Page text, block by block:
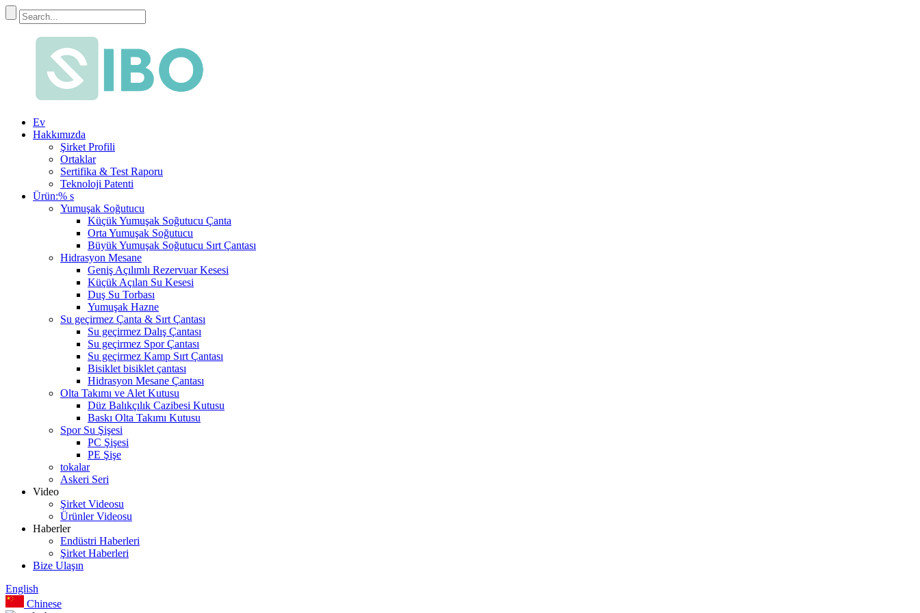
Ev
Hakkımızda
Şirket Profili
Ortaklar
Sertifika & Test Raporu
Teknoloji Patenti
Ürün:% s
Yumuşak Soğutucu
Küçük Yumuşak Soğutucu Çanta
Orta Yumuşak Soğutucu
Büyük Yumuşak Soğutucu Sırt Çantası
Hidrasyon Mesane
Geniş Açılımlı Rezervuar Kesesi
Küçük Açılan Su Kesesi
Duş Su Torbası
Yumuşak Hazne
Su geçirmez Çanta & Sırt Çantası
Su geçirmez Dalış Çantası
Su geçirmez Spor Çantası
Su geçirmez Kamp Sırt Çantası
Bisiklet bisiklet çantası
Hidrasyon Mesane Çantası
Olta Takımı ve Alet Kutusu
Düz Balıkçılık Cazibesi Kutusu
Baskı Olta Takımı Kutusu
Spor Su Şişesi
PC Şişesi
PE Şişe
tokalar
Askeri Seri
Video
Şirket Videosu
Ürünler Videosu
Haberler
Endüstri Haberleri
Şirket Haberleri
Bize Ulaşın
English
Chinese